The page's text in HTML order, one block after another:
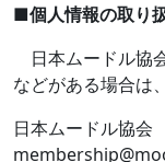
■個人情報の取り
日本ムードル協
などがある場合は
日本ムードル協